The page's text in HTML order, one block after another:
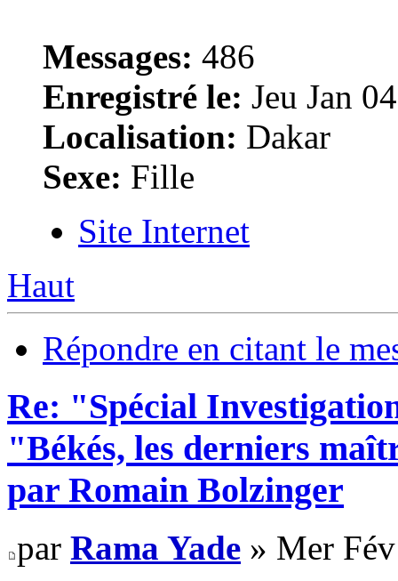
Messages: 486
Enregistré le: Jeu Jan
Localisation: Dakar
Sexe: Fille
Site Internet
Haut
Répondre en citant le
Re: "Spécial
"Békés, les derniers
par Romain Bolzinger
par Rama Yade » Mer